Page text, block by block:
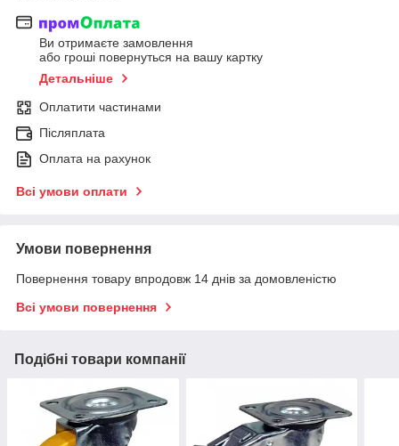
Ви отримаєте замовлення
або гроші повернуться на вашу картку
Детальніше
Оплатити частинами
Післяплата
Оплата на рахунок
Всі умови оплати
Умови повернення
Повернення товару впродовж 14 днів за домовленістю
Всі умови повернення
Подібні товари компанії